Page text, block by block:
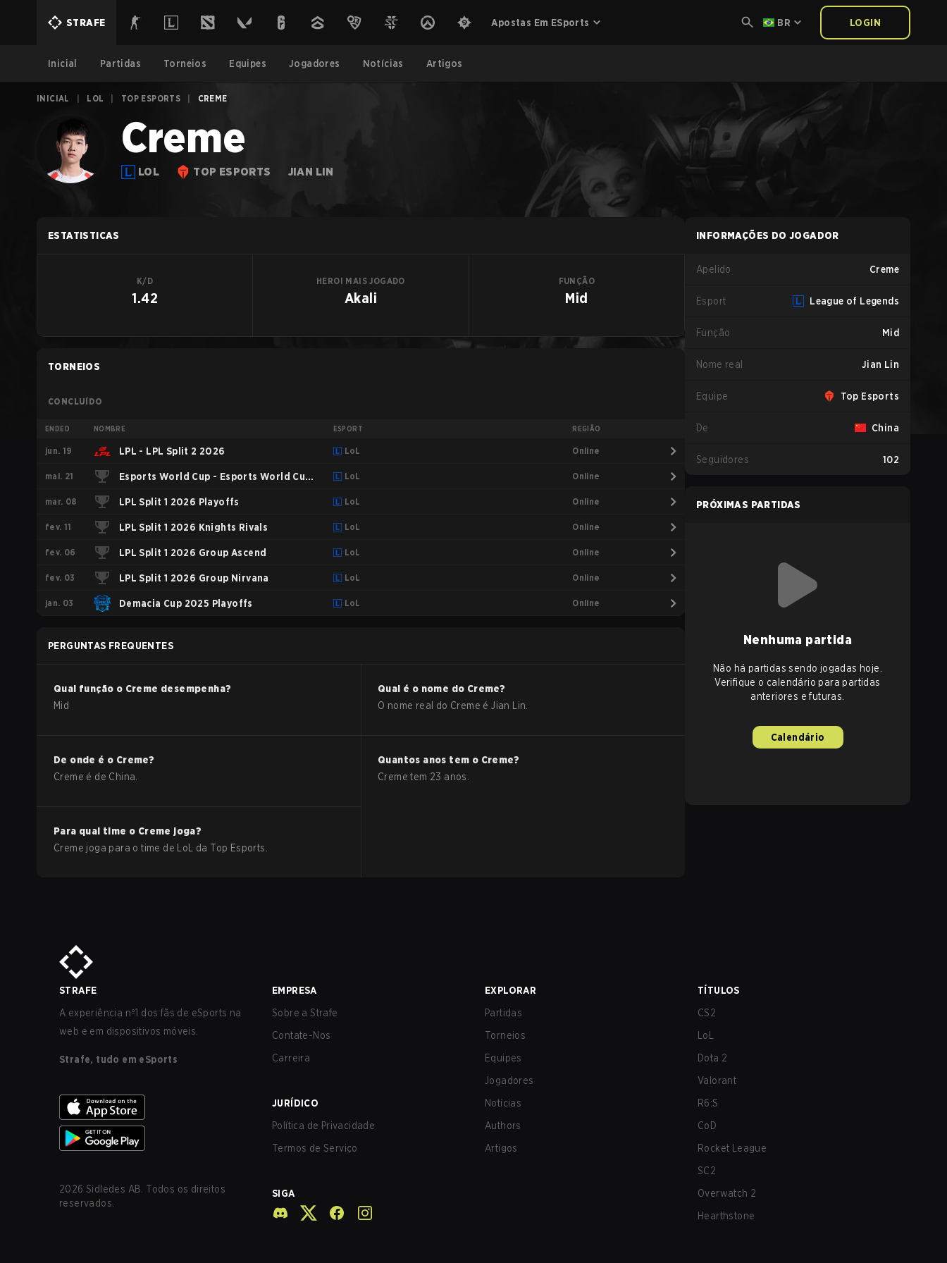
STRAFE Apostas Em ESports BR LOGIN
Inicial Partidas Torneios Equipes Jogadores Notícias Artigos
INICIAL LOL TOP ESPORTS CREME
Creme
LOL TOP ESPORTS JIAN LIN
ESTATISTICAS
K/D
1.42
HEROI MAIS JOGADO
Akali
FUNÇÃO
Mid
TORNEIOS
CONCLUÍDO
ENDED NOMBRE ESPORT REGIÃO
jun. 19 LPL - LPL Split 2 2026 LoL Online
mai. 21 Esports World Cup - Esports World Cup
China Qualifier
LoL Online
mar. 08 LPL Split 1 2026 Playoffs LoL Online
fev. 11 LPL Split 1 2026 Knights Rivals LoL Online
fev. 06 LPL Split 1 2026 Group Ascend LoL Online
fev. 03 LPL Split 1 2026 Group Nirvana LoL Online
jan. 03 Demacia Cup 2025 Playoffs LoL Online
PERGUNTAS FREQUENTES
Qual função o Creme desempenha?
Mid
Qual é o nome do Creme?
O nome real do Creme éJian Lin
De onde é o Creme?
Creme é de China
Quantos anos tem o Creme?
Creme tem 23 anos.
Para qual time o Creme joga?
Creme joga para o time de LoL da Top Esports
INFORMAÇÕES DO JOGADOR
Apelido Creme
Esport League of Legends
Função Mid
Nome real Jian Lin
Equipe Top Esports
De China
Seguidores 102
PRÓXIMAS PARTIDAS
Nenhuma partida
Não há partidas sendo jogadas hoje.
Verifique o calendário para partidas
anteriores e futuras.
Calendário
STRAFE
A experiência nº1 dos fãs de eSports na
web e em dispositivos móveis.
Strafe, tudo em eSports
2026 Sidledes AB. Todos os direitos
reservados.
EMPRESA
Sobre a Strafe
Contate-Nos
Carreira
JURÍDICO
Política de Privacidade
Termos de Serviço
SIGA
EXPLORAR
Partidas
Torneios
Equipes
Jogadores
Notícias
Authors
Artigos
TÍTULOS
CS2
LoL
Dota 2
Valorant
R6:S
CoD
Rocket League
SC2
Overwatch 2
Hearthstone